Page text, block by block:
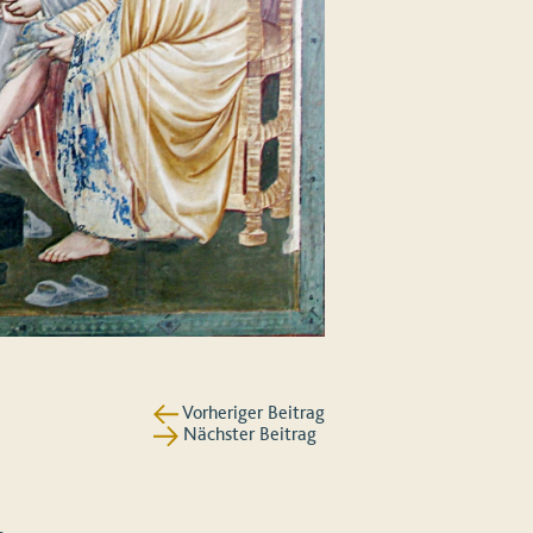
Vorheriger Beitrag
Nächster Beitrag